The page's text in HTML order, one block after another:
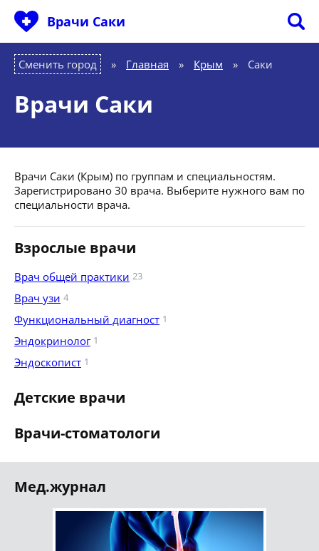
Врачи Саки
Сменить город Главная » Крым » Саки
Врачи Саки
Врачи Саки (Крым) по группам и специальностям.
Зарегистрировано 30 врача. Выберите нужного вам по
специальности врача.
Взрослые врачи
Врач общей практики 23
Врач узи 4
Функциональный диагност 1
Эндокринолог 1
Эндоскопист 1
Детские врачи
Врачи-стоматологи
Мед.журнал